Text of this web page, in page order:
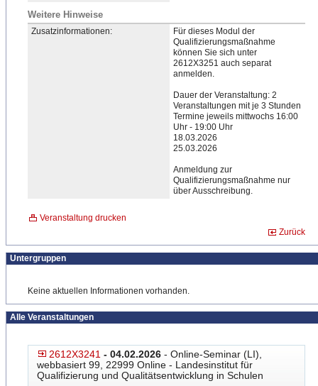
Weitere Hinweise
Zusatzinformationen:
Fü​r dieses Modul der
Qualifizierungsmaßnahme
können Sie sich unter
2612X3251 auch separat
anmelden.
Dauer der Veranstaltung: 2
Veranstaltungen mit je 3 Stunden
Termine jeweils mittwochs 16:00
Uhr - 19:00 Uhr
18.03.2026
25.03.2026​
Anmeldung zur
Qualifizierungsmaßnahme nur
über Ausschreibung.
Veranstaltung drucken
Zurück
Untergruppen
Keine aktuellen Informationen vorhanden.
Alle Veranstaltungen
2612X3241 - 04.02.2026 - Online-Seminar (LI),
webbasiert 99, 22999 Online - Landesinstitut für
Qualifizierung und Qualitätsentwicklung in Schulen